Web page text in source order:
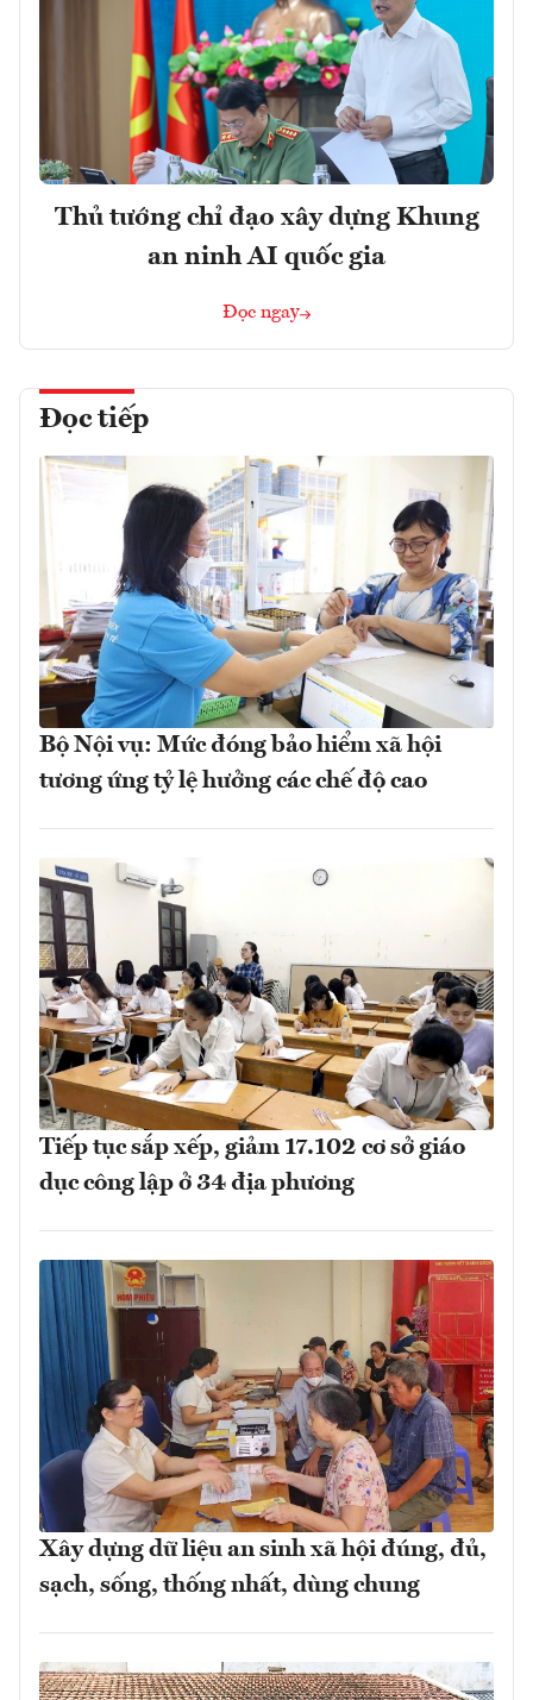
Thủ tướng chỉ đạo xây dựng Khung
an ninh AI quốc gia
Đọc ngay
Đọc tiếp
Bộ Nội vụ: Mức đóng bảo hiểm xã hội
tương ứng tỷ lệ hưởng các chế độ cao
Tiếp tục sắp xếp, giảm 17.102 cơ sở giáo
dục công lập ở 34 địa phương
Xây dựng dữ liệu an sinh xã hội đúng, đủ,
sạch, sống, thống nhất, dùng chung